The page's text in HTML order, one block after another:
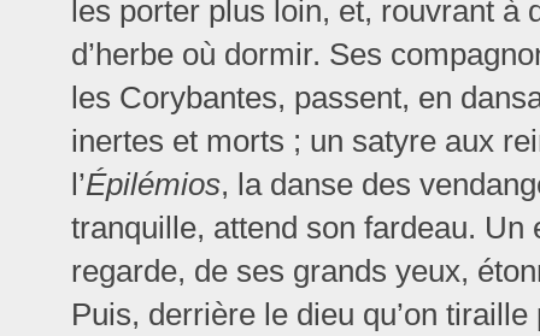
les porter plus loin, et, rouvrant
d’herbe où dormir. Ses
les Corybantes, passent, en
inertes et morts ; un satyre aux
l’Épilémios, la danse des
tranquille, attend son fardeau.
regarde, de ses grands yeux,
Puis, derrière le dieu qu’on